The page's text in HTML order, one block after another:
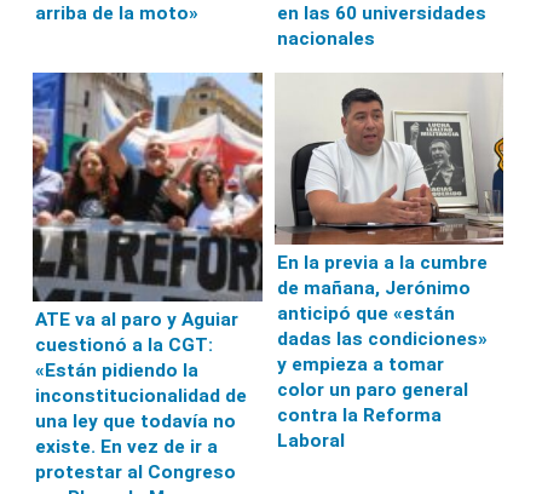
arriba de la moto»
en las 60 universidades
nacionales
ATE va al paro y Aguiar
cuestionó a la CGT:
«Están pidiendo la
inconstitucionalidad de
una ley que todavía no
existe. En vez de ir a
protestar al Congreso
En la previa a la cumbre
de mañana, Jerónimo
anticipó que «están
dadas las condiciones»
y empieza a tomar
color un paro general
contra la Reforma
Laboral